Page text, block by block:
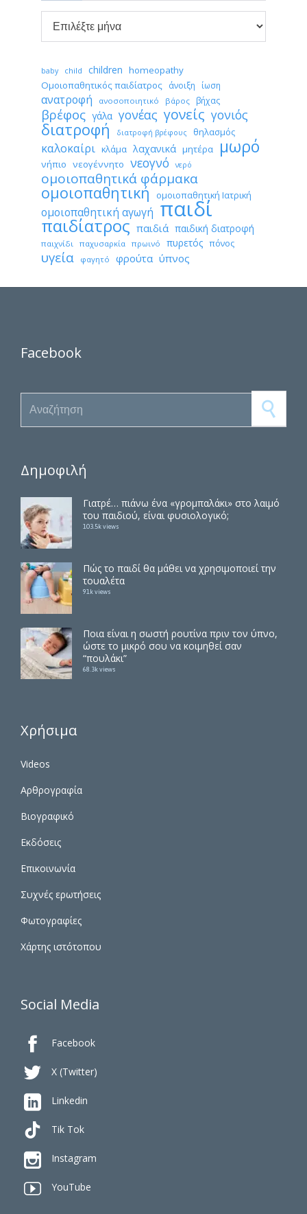
Αρχείο
baby child children homeopathy
Ομοιοπαθητικός παιδίατρος άνοιξη ίωση
ανατροφή ανοσοποιητικό βάρος βήχας
βρέφος γάλα γονέας γονείς γονιός
διατροφή διατροφή βρέφους θηλασμός
καλοκαίρι κλάμα λαχανικά μητέρα μωρό
νήπιο νεογέννητο νεογνό νερό
ομοιοπαθητικά φάρμακα
ομοιοπαθητική ομοιοπαθητική Ιατρική
ομοιοπαθητική αγωγή παιδί
παιδίατρος παιδιά παιδική διατροφή
παιχνίδι παχυσαρκία πρωινό πυρετός πόνος
υγεία φαγητό φρούτα ύπνος
Facebook
Search for:
Δημοφιλή
Γιατρέ… πιάνω ένα «γρομπαλάκι» στο λαιμό
του παιδιού, είναι φυσιολογικό;
103.5k views
Πώς το παιδί θα μάθει να χρησιμοποιεί την
τουαλέτα
91k views
Ποια είναι η σωστή ρουτίνα πριν τον ύπνο,
ώστε το μικρό σου να κοιμηθεί σαν
“πουλάκι”
68.3k views
Χρήσιμα
Videos
Αρθρογραφία
Βιογραφικό
Εκδόσεις
Επικοινωνία
Συχνές ερωτήσεις
Φωτογραφίες
Χάρτης ιστότοπου
Social Media
 Facebook
 X (Twitter)
 Linkedin
Tik Tok
 Instagram
 YouTube